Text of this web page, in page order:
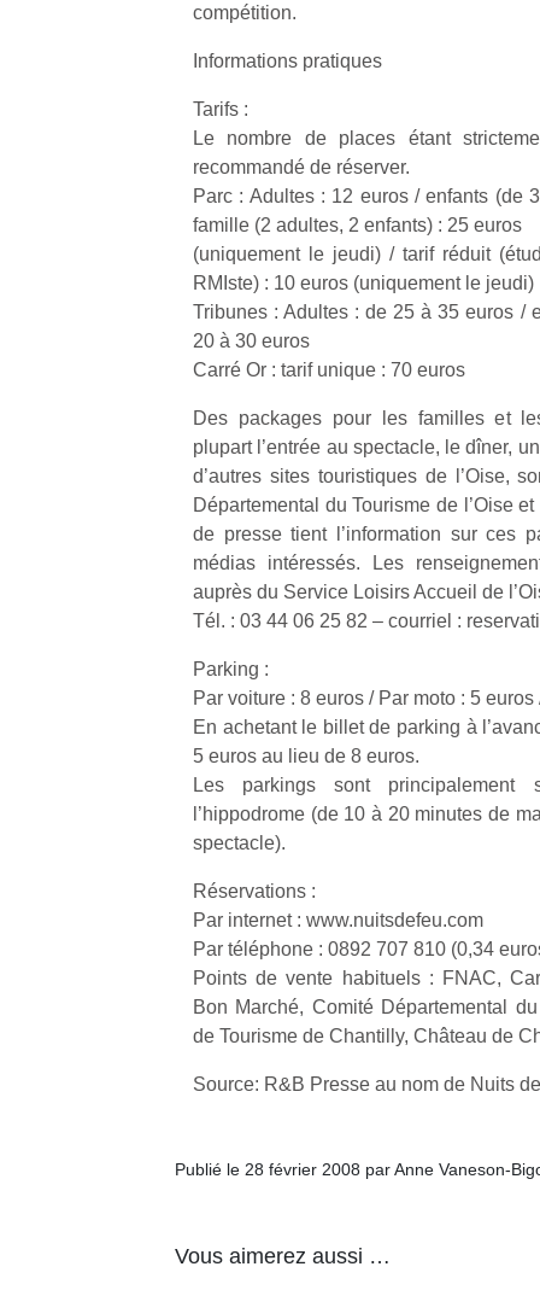
compétition.
Informations pratiques
Tarifs :
Le nombre de places étant
recommandé de réserver.
Parc : Adultes : 12 euros / enfants (de
famille (2 adultes, 2 enfants) : 25 euros
(uniquement le jeudi) / tarif réduit
RMIste) : 10 euros (uniquement le jeudi)
Tribunes : Adultes : de 25 à 35 euros /
20 à 30 euros
Carré Or : tarif unique : 70 euros
Des packages pour les familles et
plupart l’entrée au spectacle, le dîner,
d’autres sites touristiques de l’Oise,
Départemental du Tourisme de l’Oise
de presse tient l’information sur ces
médias intéressés. Les
auprès du Service Loisirs Accueil de
Tél. : 03 44 06 25 82 – courriel :
Parking :
Par voiture : 8 euros / Par moto : 5
En achetant le billet de parking à
5 euros au lieu de 8 euros.
Les parkings sont principalement
l’hippodrome (de 10 à 20 minutes de
spectacle).
Réservations :
Par internet : www.nuitsdefeu.com
Par téléphone : 0892 707 810 (0,34
Points de vente habituels : FNAC,
Bon Marché, Comité Départemental
de Tourisme de Chantilly, Château de
Source: R&B Presse au nom de Nuits
Publié le 28 février 2008 par Anne Vaneson-
Vous aimerez aussi …
…
NextGen,
une
nouvelle
trottinette
mécanique
enfants
débordent
souvent
Varier les
occupations
simple.
Conjuguer
divertissement,
activité
physique
apprentissage…
Des
trampolines
pour les
grands et
les petits !
estivales
et avec le
retour des
beaux
jours, c’est
l’occasion
de…